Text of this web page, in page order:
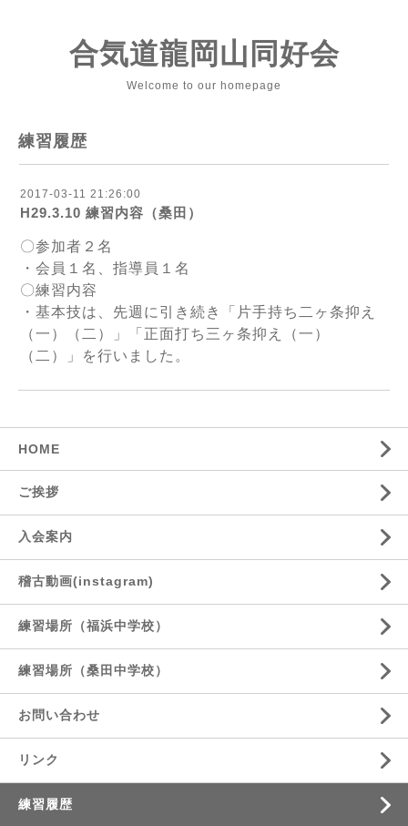
合気道龍岡山同好会
Welcome to our homepage
練習履歴
2017-03-11 21:26:00
H29.3.10 練習内容（桑田）
〇参加者２名
・会員１名、指導員１名
〇練習内容
・基本技は、先週に引き続き「片手持ち二ヶ条抑え
（一）（二）」「正面打ち三ヶ条抑え（一）
（二）」を行いました。
HOME
ご挨拶
入会案内
稽古動画(instagram)
練習場所（福浜中学校）
練習場所（桑田中学校）
お問い合わせ
リンク
練習履歴